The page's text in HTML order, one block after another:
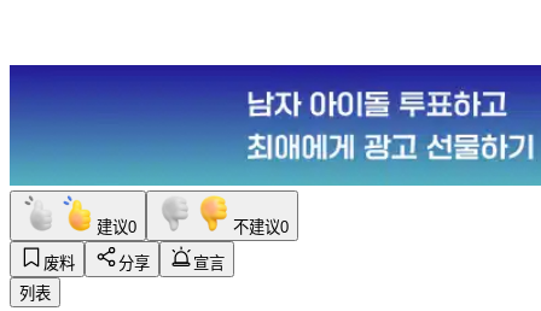
建议0 不建议0
废料
分享
宣言
列表